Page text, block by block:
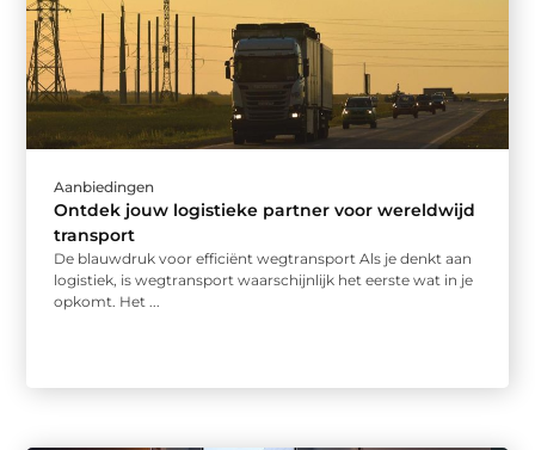
Aanbiedingen
Ontdek jouw logistieke partner voor wereldwijd
transport
De blauwdruk voor efficiënt wegtransport Als je denkt aan
logistiek, is wegtransport waarschijnlijk het eerste wat in je
opkomt. Het ...